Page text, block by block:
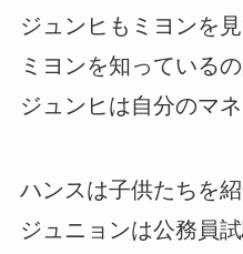
ジュンヒもミヨンを見
ミヨンを知っている
ジュンヒは自分のマ
ハンスは子供たちを紹
ジュニョンは公務員